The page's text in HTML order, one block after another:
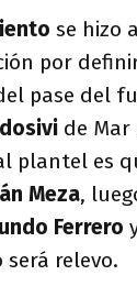
se hizo
por
pase del
de
plantel es
Meza,
Ferrero
relevo.